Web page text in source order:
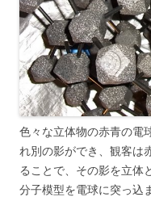
色々な立体物の赤青の電
れ別の影ができ、観客は
ることで、その影を立体
分子模型を電球に突っ込